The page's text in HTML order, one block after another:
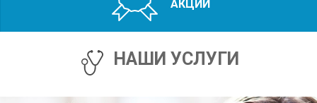
АКЦИИ
НАШИ УСЛУГИ